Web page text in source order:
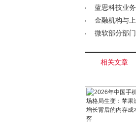
或成AI光通信新
蓝思科技业
量产领跑< /a>
金融机构与
AI原生金融智能
微软部分部
相关文章